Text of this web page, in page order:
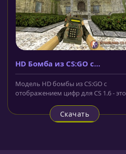
HD Бомба из CS:GO с
отображением цифр
Модель HD бомбы из CS:GO с
отображением цифр для CS 1.6 - это
Скачать